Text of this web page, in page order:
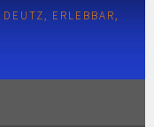
ERLEBBAR,